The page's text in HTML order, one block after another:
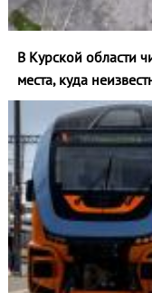
В Курской области
места, куда